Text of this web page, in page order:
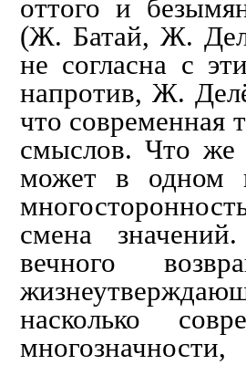
оттого и
(Ж. Батай, Ж.
не согласна с
напротив, Ж.
что современная
смыслов. Что же
может в одном
смена
вечного
насколько